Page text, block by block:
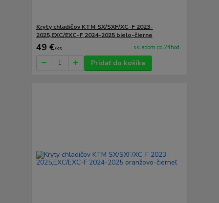
Kryty chladičov KTM SX/SXF/XC-F 2023-
2025,EXC/EXC-F 2024-2025 bielo-čierne
49 €/ks skladom do 24hod.
Pridať do košíka